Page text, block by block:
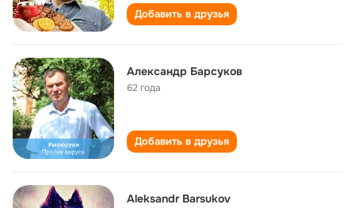
Добавить в друзья
Александр Барсуков
62 года
Добавить в друзья
Aleksandr Barsukov